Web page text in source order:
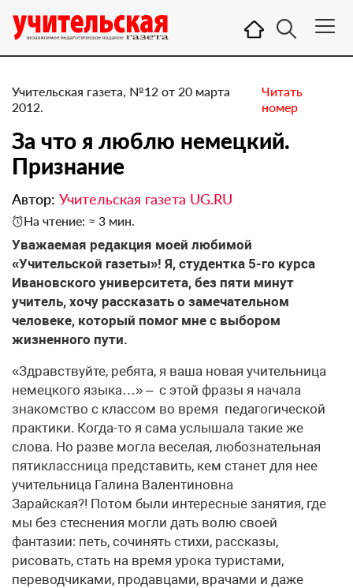
Учительская газета, №12 от 20 марта
2012.
Читать
номер
За что я люблю немецкий.
Признание
Автор: Учительская газета UG.RU
На чтение: ≈ 3 мин.
Уважаемая редакция моей любимой
«Учительской газеты»! Я, студентка 5-го курса
Ивановского университета, без пяти минут
учитель, хочу рассказать о замечательном
человеке, который помог мне с выбором
жизненного пути.
«Здравствуйте, ребята, я ваша новая учительница
немецкого языка…» – с этой фразы я начала
знакомство с классом во время педагогической
практики. Когда-то я сама услышала такие же
слова. Но разве могла веселая, любознательная
пятиклассница представить, кем станет для нее
учительница Галина Валентиновна
Зарайская?! Потом были интересные занятия, где
мы без стеснения могли дать волю своей
фантазии: петь, сочинять стихи, рассказы,
рисовать, стать на время урока туристами,
переводчиками, продавцами, врачами и даже